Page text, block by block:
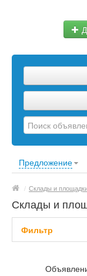
Предложение
/ Склады и
Склады и
Фильтр
Не важно